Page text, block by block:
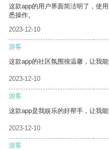
这款app的用户界面简洁明了，使
悉操作。
2023-12-10
游客
这款app的社区氛围很温馨，让我能
2023-12-10
游客
这款app是我娱乐的好帮手，让我
2023-12-10
游客